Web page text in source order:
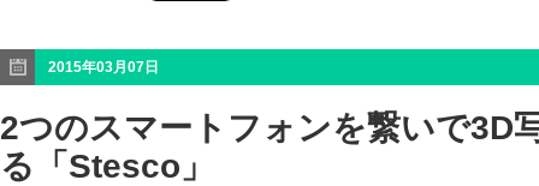
2015年03月07日
2つのスマートフォンを繋いで3D
る「Stesco」